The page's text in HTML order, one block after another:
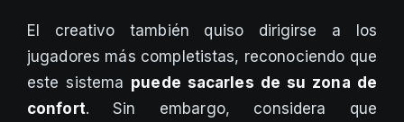
El creativo también quiso dirigirse a los
jugadores más completistas, reconociendo que
este sistema puede sacarles de su zona de
confort. Sin embargo, considera que